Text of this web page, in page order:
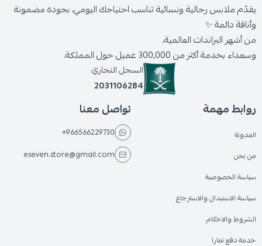
يقدّم ملابس رجالية ونسائية تناسب احتياجك اليومي، بجودة مضمونة
وأناقة دائمة ✨
من أشهر البراندات العالمية،
وسعداء بخدمة أكثر من 300,000 عميل حول المملكة.
السجل التجاري
2031106284
روابط مهمة
المدونة
من نحن
سياسة الخصوصية
سياسة الاستبدال والاسترجاع
الشروط والاحكام
خدمة دفع تمارا
تواصل معنا
+966566229730
eseven.store@gmail.com